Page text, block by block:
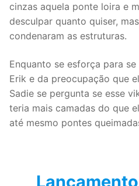
cinzas aquela ponte loira e
desculpar quanto quiser,
condenaram as estruturas.
Enquanto se esforça para
Erik e da preocupação que
Sadie se pergunta se esse
teria mais camadas do que
até mesmo pontes